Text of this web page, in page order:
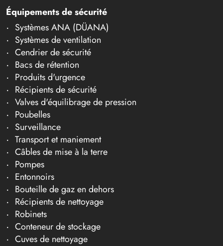
Équipements de sécurité
Systèmes ANA (DÜANA)
Systèmes de ventilation
Cendrier de sécurité
Bacs de rétention
Produits d'urgence
Récipients de sécurité
Valves d'équilibrage de pression
Poubelles
Surveillance
Transport et maniement
Câbles de mise à la terre
Pompes
Entonnoirs
Bouteille de gaz en dehors
Récipients de nettoyage
Robinets
Conteneur de stockage
Cuves de nettoyage